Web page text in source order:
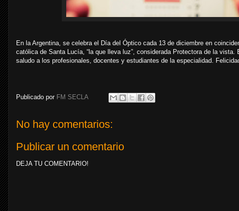
En la Argentina, se celebra el Día del Óptico cada 13 de diciembre en
católica de Santa Lucía, “la que lleva luz”, considerada Protectora de la vista.
saludo a los profesionales, docentes y estudiantes de la especialidad.
Publicado por FM SECLA
No hay comentarios:
Publicar un comentario
DEJA TU COMENTARIO!